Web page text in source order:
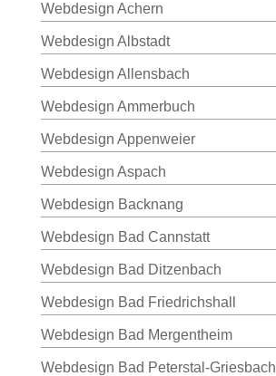
Webdesign Achern
Webdesign Albstadt
Webdesign Allensbach
Webdesign Ammerbuch
Webdesign Appenweier
Webdesign Aspach
Webdesign Backnang
Webdesign Bad Cannstatt
Webdesign Bad Ditzenbach
Webdesign Bad Friedrichshall
Webdesign Bad Mergentheim
Webdesign Bad Peterstal-Griesbach